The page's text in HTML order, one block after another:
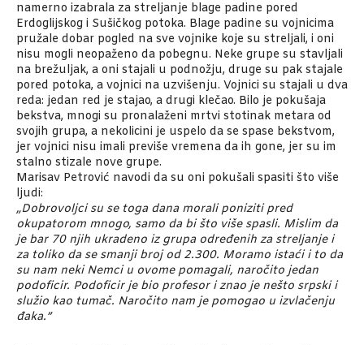
namerno izabrala za streljanje blage padine pored
Erdoglijskog i Sušičkog potoka. Blage padine su vojnicima
pružale dobar pogled na sve vojnike koje su streljali, i oni
nisu mogli neopaženo da pobegnu. Neke grupe su stavljali
na brežuljak, a oni stajali u podnožju, druge su pak stajale
pored potoka, a vojnici na uzvišenju. Vojnici su stajali u dva
reda: jedan red je stajao, a drugi klečao. Bilo je pokušaja
bekstva, mnogi su pronalaženi mrtvi stotinak metara od
svojih grupa, a nekolicini je uspelo da se spase bekstvom,
jer vojnici nisu imali previše vremena da ih gone, jer su im
stalno stizale nove grupe.
Marisav Petrović navodi da su oni pokušali spasiti što više
ljudi:
„Dobrovoljci su se toga dana morali poniziti pred
okupatorom mnogo, samo da bi što više spasli. Mislim da
je bar 70 njih ukradeno iz grupa određenih za streljanje i
za toliko da se smanji broj od 2.300. Moramo istaći i to da
su nam neki Nemci u ovome pomagali, naročito jedan
podoficir. Podoficir je bio profesor i znao je nešto srpski i
služio kao tumač. Naročito nam je pomogao u izvlačenju
đaka.”